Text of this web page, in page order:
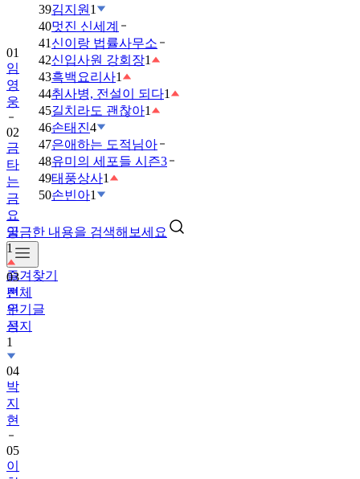
39김지원 1
40멋진 신세계
41 신이랑 법률사무소
42신입사원 강회장1
43흑백요리사1
44취사병, 전설이 되다1
45길치라도 괜찮아1
46손태진4
47은애하는 도적님아
48유미의 세포들 시즌3
49태풍상사1
50손빈아1
궁금한 내용을 검색해보세요
즐겨찾기
전체
인기글
공지
영
웅
02
금
타
는
금
요
일
1
03
변
우
석
1
04
박
지
현
05
이
찬
원